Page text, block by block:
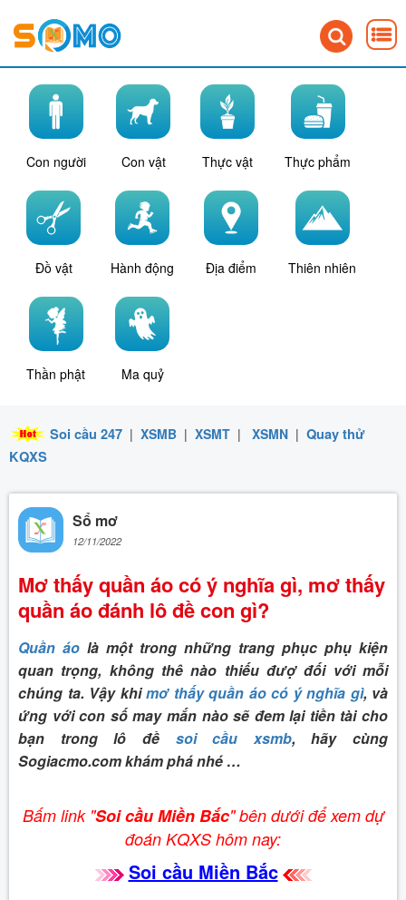
Con người Con vật Thực vật Thực phẩm
Đồ vật Hành động Địa điểm Thiên nhiên
Thần phật Ma quỷ
Soi cầu 247 | XSMB | XSMT | XSMN | Quay thử
KQXS
Sổ mơ
12/11/2022
Mơ thấy quần áo có ý nghĩa gì, mơ thấy
quần áo đánh lô đề con gì?
Quần áo là một trong những trang phục phụ kiện
quan trọng, không thê nào thiếu đượ đối với mỗi
chúng ta. Vậy khimơ thấy quần áo có ý nghĩa gì, và
ứng với con số may mắn nào sẽ đem lại tiền tài cho
bạn trong lô đề soi cầu xsmb, hãy cùng
Sogiacmo.com khám phá nhé …
Bấm link "Soi cầu Miền Bắc" bên dưới để xem dự
đoán KQXS hôm nay:
Soi cầu Miền Bắc